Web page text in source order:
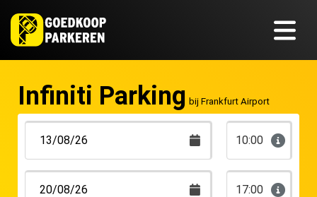
Infiniti Parking bij Frankfurt Airport
10:00
17:00